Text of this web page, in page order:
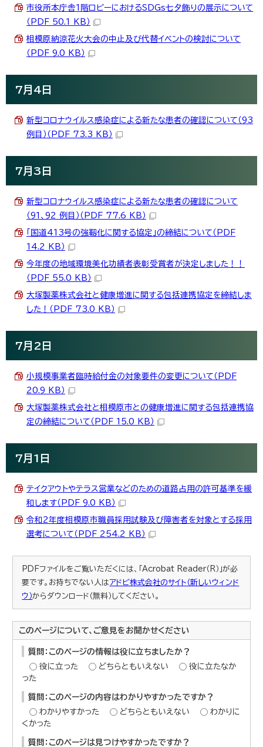
市役所本庁舎1階ロビーにおけるSDGs七夕飾りの展示について
（PDF 50.1 KB）
相模原納涼花火大会の中止及び代替イベントの検討について
（PDF 9.0 KB）
7月4日
新型コロナウイルス感染症による新たな患者の確認について（93
例目）（PDF 73.3 KB）
7月3日
新型コロナウイルス感染症による新たな患者の確認について
（91、92 例目）（PDF 77.6 KB）
「国道413号の強靱化に関する協定」の締結について（PDF
14.2 KB）
今年度の地域環境美化功績者表彰受賞者が決定しました！！
（PDF 55.0 KB）
大塚製薬株式会社と健康増進に関する包括連携協定を締結しま
した！（PDF 73.0 KB）
7月2日
小規模事業者臨時給付金の対象要件の変更について（PDF
20.9 KB）
大塚製薬株式会社と相模原市との健康増進に関する包括連携協
定の締結について（PDF 15.0 KB）
7月1日
テイクアウトやテラス営業などのための道路占用の許可基準を緩
和します（PDF 9.0 KB）
令和2年度相模原市職員採用試験及び障害者を対象とする採用
選考について（PDF 254.2 KB）
PDFファイルをご覧いただくには、「Acrobat Reader（R）」が必
要です。お持ちでない人はアドビ株式会社のサイト（新しいウィンド
ウ）からダウンロード（無料）してください。
このページについて、ご意見をお聞かせください
質問：このページの情報は役に立ちましたか？
役に立った
どちらともいえない
役に立たなか
った
質問：このページの内容はわかりやすかったですか？
わかりやすかった
どちらともいえない
わかりに
くかった
質問：このページは見つけやすかったですか？